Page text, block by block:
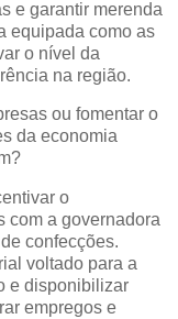
e garantir merenda
equipada como as
o nível da
na região.
ou fomentar o
da economia
o
com a governadora
confecções.
voltado para a
e disponibilizar
empregos e